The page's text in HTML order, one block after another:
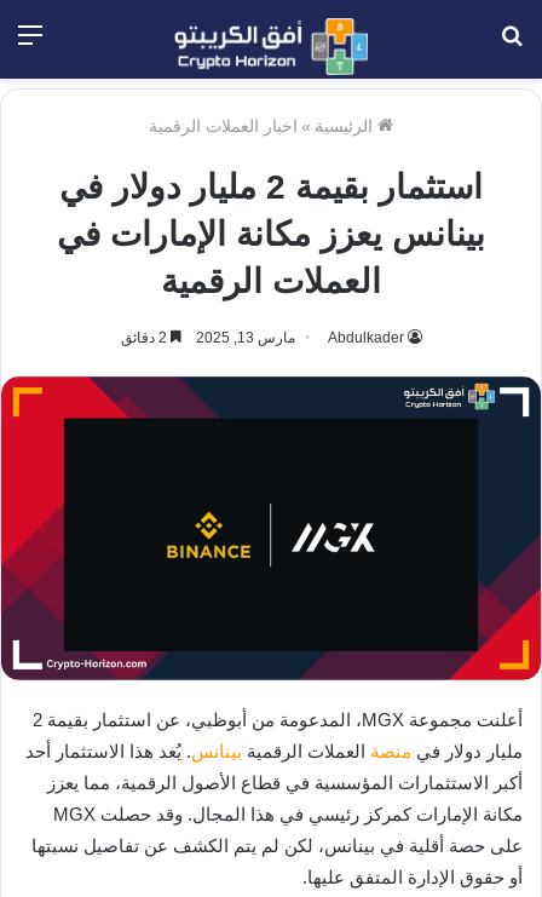
الرئيسية » اخبار العملات الرقمية
استثمار بقيمة 2 مليار دولار في
بينانس يعزز مكانة الإمارات في
العملات الرقمية
Abdulkader مارس 13, 2025
أعلنت مجموعة MGX، المدعومة من أبوظبي، عن استثمار بقيمة 2
مليار دولار في منصة العملات الرقمية بينانس. يُعد هذا الاستثمار أحد
أكبر الاستثمارات المؤسسية في قطاع الأصول الرقمية، مما يعزز
مكانة الإمارات كمركز رئيسي في هذا المجال. وقد حصلت MGX
على حصة أقلية في بينانس، لكن لم يتم الكشف عن تفاصيل نسبتها
أو حقوق الإدارة المتفق عليها.